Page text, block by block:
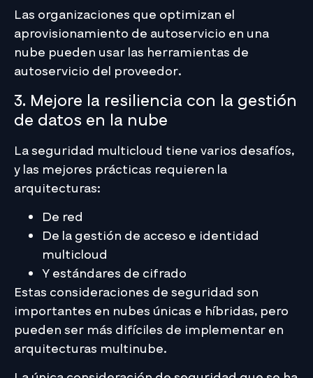
Las organizaciones que optimizan el
aprovisionamiento de autoservicio en una
nube pueden usar las herramientas de
autoservicio del proveedor.
3. Mejore la resiliencia con la gestión
de datos en la nube
La seguridad multicloud tiene varios desafíos,
y las mejores prácticas requieren la
arquitecturas:
De red
De la gestión de acceso e identidad
multicloud
Y estándares de cifrado
Estas consideraciones de seguridad son
importantes en nubes únicas e híbridas, pero
pueden ser más difíciles de implementar en
arquitecturas multinube.